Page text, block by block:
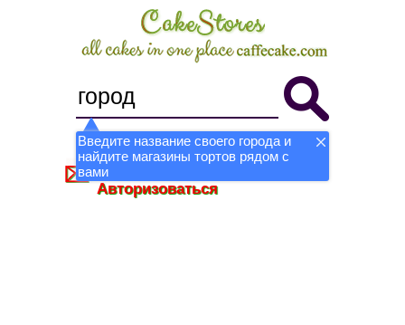
Введите название своего города и
найдите магазины тортов рядом с
вамиСтать магазином
Авторизоваться